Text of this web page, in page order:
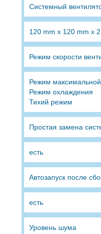
Системный
120 mm x 120 mm x
Режим скорости
Режим максимальной
Режим охлаждения
Тихий режим
Простая замена
есть
Автозапуск после
есть
Уровень шума